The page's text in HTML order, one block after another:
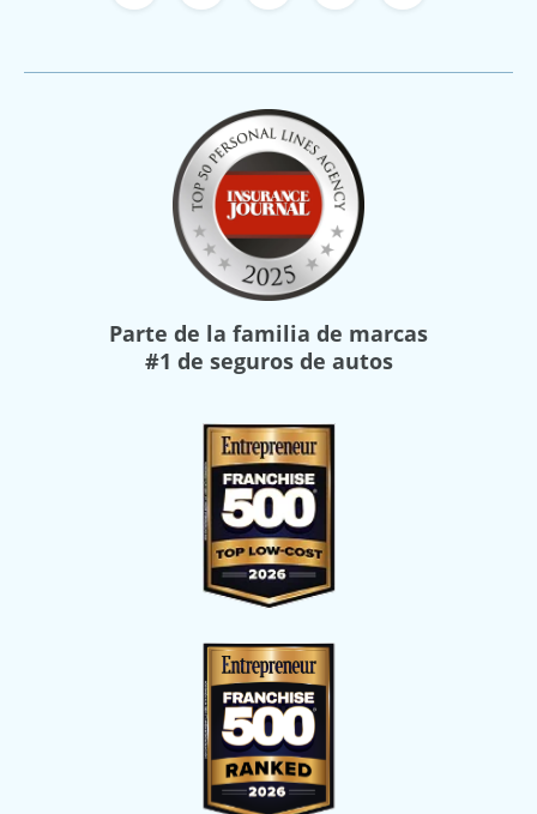
Parte de la familia de marcas
#1 de seguros de autos